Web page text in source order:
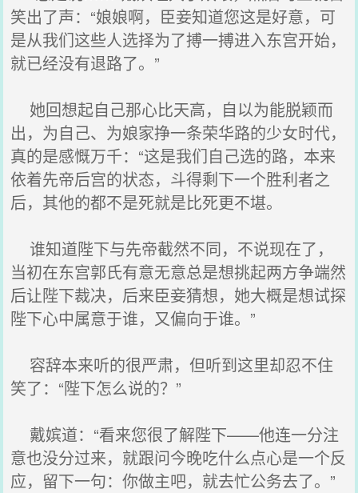
笑出了声：“娘娘啊，臣妾知道您这是好意，可
是从我们这些人选择为了搏一搏进入东宫开始，
就已经没有退路了。”
她回想起自己那心比天高，自以为能脱颖而
出，为自己、为娘家挣一条荣华路的少女时代，
真的是感慨万千：“这是我们自己选的路，本来
依着先帝后宫的状态，斗得剩下一个胜利者之
后，其他的都不是死就是比死更不堪。
谁知道陛下与先帝截然不同，不说现在了，
当初在东宫郭氏有意无意总是想挑起两方争端然
后让陛下裁决，后来臣妾猜想，她大概是想试探
陛下心中属意于谁，又偏向于谁。”
容辞本来听的很严肃，但听到这里却忍不住
笑了：“陛下怎么说的？”
戴嫔道：“看来您很了解陛下——他连一分注
意也没分过来，就跟问今晚吃什么点心是一个反
应，留下一句：你做主吧，就去忙公务去了。”